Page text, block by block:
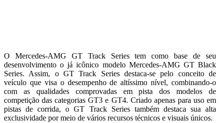
O Mercedes-AMG GT Track Series tem como base de seu
desenvolvimento o já icônico modelo Mercedes-AMG GT Black
Series. Assim, o GT Track Series destaca-se pelo conceito de
veículo que visa o desempenho de altíssimo nível, combinando-o
com as qualidades comprovadas em pista dos modelos de
competição das categorias GT3 e GT4. Criado apenas para uso em
pistas de corrida, o GT Track Series também destaca sua alta
exclusividade por meio de vários recursos técnicos e visuais únicos.